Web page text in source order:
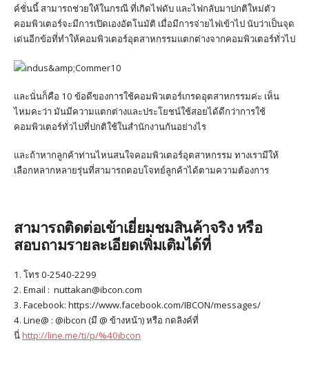
ค์ชั่นนี้ สามารถช่วยให้ในกรณี ที่เกิดไฟดับ และไฟกลับมาปกติใหม่ตัว
คอมพิวเตอร์จะมีการเปิดเองอัตโนมัติ เมื่อมีการจ่ายไฟเข้าไป นับว่าเป็นจุด
เด่นอีกข้อที่ทำให้คอมพิวเตอร์อุตสาหกรรมแตกต่างจากคอมพิวเตอร์ทั่วไป
และนั่นก็คือ 10 ข้อดีของการใช้คอมพิวเตอร์เกรดอุตสาหกรรมค่ะ เห็น
ไหมคะว่า มันมีความแตกต่างและประโยชน์ใช้สอยได้ดีกว่าการใช้
คอมพิวเตอร์ทั่วไปที่ปกติใช้ในสำนักงานกันอย่างไร
และถ้าหากลูกค้าท่านไหนสนใจคอมพิวเตอร์อุตสาหกรรม ทางเรามีให้
เลือกหลากหลายรุ่นที่สามารถตอบโจทย์ลูกค้าได้ตามความต้องการ
สามารถติดต่อเข้าเยี่ยมชมสินค้าจริง หรือ
สอบถามรายละเอียดเพิ่มเติมได้ที่
1. โทร 0-2540-2299
2. Email : nuttakan@ibcon.com
3. Facebook: https://www.facebook.com/IBCON/messages/
4. Line@ : @ibcon (มี @ ข้างหน้า) หรือ กดลิงค์ที่
นี่http://line.me/ti/p/%40ibcon